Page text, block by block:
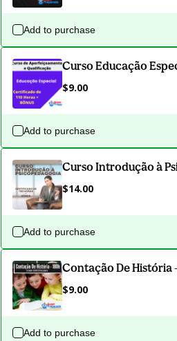
Add to purchase
Curso Educação
$9.00
Add to purchase
Curso Introdução à
$14.00
Add to purchase
Contação De História
$9.00
Add to purchase